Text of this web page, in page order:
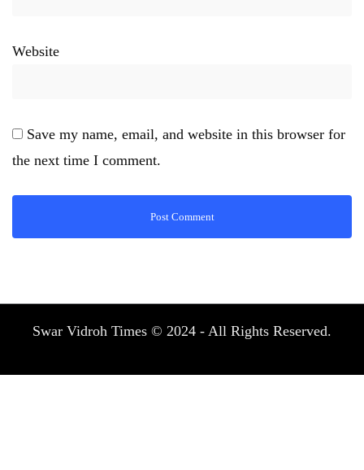
Website
Save my name, email, and website in this browser for
the next time I comment.
Swar Vidroh Times © 2024 - All Rights Reserved.